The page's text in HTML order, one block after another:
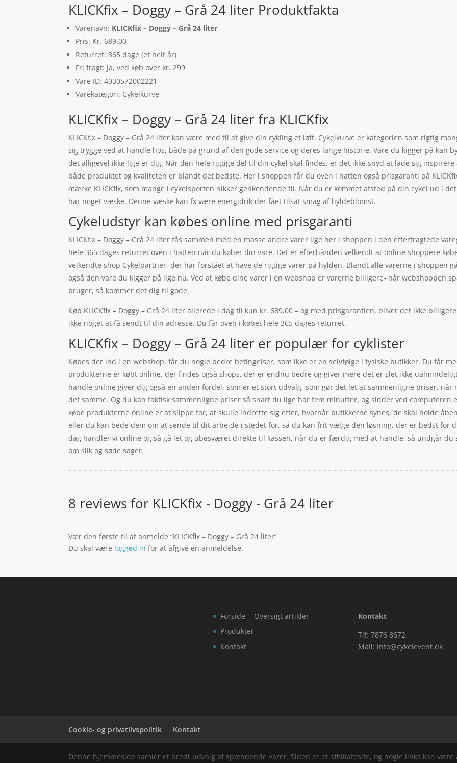
KLICKfix – Doggy – Grå 24 liter Produktfakta
Varenavn: KLICKfix – Doggy – Grå 24 liter
Pris: Kr. 689.00
Returret: 365 dage (et helt år)
Fri fragt: Ja, ved køb over kr. 299
Vare ID: 4030572002221
Varekategori: Cykelkurve
KLICKfix – Doggy – Grå 24 liter fra KLICKfix
KLICKfix – Doggy – Grå 24 liter kan være med til at give din cykling et løft. Cykelkurve er kategorien som rigtig
sig trygge ved at handle hos, både på grund af den gode service og deres lange historie. Vare du kigger på kan
det alligevel ikke lige er dig. Når den hele rigtige del til din cykel skal findes, er det ikke snyd at lade sig
både produktet og kvaliteten er blandt det bedste. Her i shoppen får du oven i hatten også prisgaranti på
mærke KLICKfix, som mange i cykelsporten nikker genkendende til. Når du er kommet afsted på din cykel ud i
har noget væske. Denne væske kan fx være energidrik der fået tilsat smag af hyldeblomst.
Cykeludstyr kan købes online med prisgaranti
KLICKfix – Doggy – Grå 24 liter fås sammen med en masse andre varer lige her i shoppen i den eftertragtede
hele 365 dages returret oven i hatten når du køber din vare. Det er efterhånden velkendt at online shoppere
velkendte shop Cykelpartner, der har forstået at have de rigtige varer på hylden. Blandt alle varerne i shoppen
også den vare du kigger på lige nu. Ved at købe dine varer i en webshop er varerne billigere- når webshoppen
bruger, så kommer det dig til gode.
Køb KLICKfix – Doggy – Grå 24 liter allerede i dag til kun kr. 689.00 – og med prisgarantien, bliver det ikke
ikke noget at få sendt til din adresse. Du får oven i købet hele 365 dages returret.
KLICKfix – Doggy – Grå 24 liter er populær for cyklister
Købes der ind i en webshop, får du nogle bedre betingelser, som ikke er en selvfølge i fysiske butikker. Du får
produkterne er købt online, der findes også shops, der er endnu bedre og giver mere det er slet ikke
handle online giver dig også en anden fordel, som er et stort udvalg, som gør det let at sammenligne priser, når
det samme. Og du kan faktisk sammenligne priser så snart du lige har fem minutter, og sidder ved
købe produkterne online er at slippe for, at skulle indrette sig efter, hvornår butikkerne synes, de skal holde
eller du kan bede dem om at sende til dit arbejde i stedet for, så du kan frit vælge den løsning, der er bedst for
dag handler vi online og så gå let og ubesværet direkte til kassen, når du er færdig med at handle, så undgår
om slik og søde sager.
8 reviews for KLICKfix - Doggy - Grå 24 liter
Vær den første til at anmelde “KLICKfix – Doggy – Grå 24 liter”
Du skal være logged in for at afgive en anmeldelse.
Forside
Produkter
Kontakt
Oversigt artikler
Kontakt
Tlf: 7876 8672
Mail: info@cykelevent.dk
Cookie- og privatlivspolitik Kontakt
Denne hjemmeside samler et bredt udvalg af spændende varer. Siden er et affiiliatesite, og nogle links kan